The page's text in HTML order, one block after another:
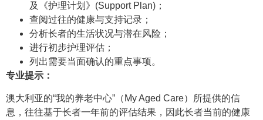
及《护理计划》(Support Plan)；
查阅过往的健康与支持记录；
分析长者的生活状况与潜在风险；
进行初步护理评估；
列出需要当面确认的重点事项。
专业提示：
澳大利亚的“我的养老中心”（My Aged Care）所提供的信
息，往往基于长者一年前的评估结果，因此长者当前的健康